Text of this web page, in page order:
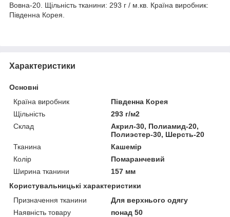
Вовна-20. Щільність тканини: 293 г / м.кв. Країна виробник:
Південна Корея.
Характеристики
Основні
Країна виробник
Південна Корея
Щільність
293 г/м2
Склад
Акрил-30, Полиамид-20,
Полиэстер-30, Шерсть-20
Тканина
Кашемір
Колір
Помаранчевий
Ширина тканини
157 мм
Користувальницькі характеристики
Призначення тканини
Для верхнього одягу
Наявність товару
понад 50